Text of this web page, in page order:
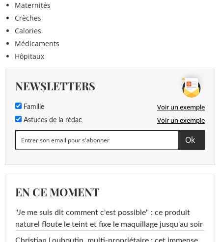
Maternités
Crèches
Calories
Médicaments
Hôpitaux
NEWSLETTERS
Famille Voir un exemple
Astuces de la rédac Voir un exemple
EN CE MOMENT
"Je me suis dit comment c'est possible" : ce produit
naturel floute le teint et fixe le maquillage jusqu'au soir